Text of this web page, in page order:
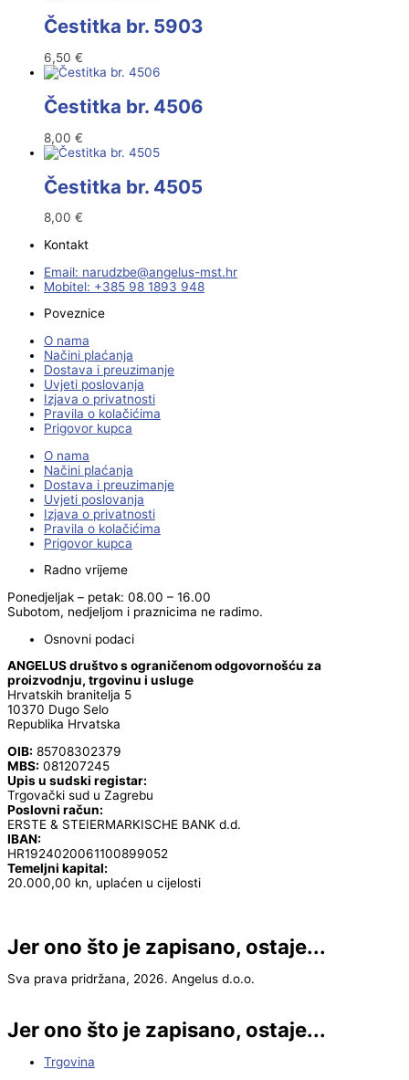
Čestitka br. 5903
6,50 €
Čestitka br. 4506
8,00 €
Čestitka br. 4505
8,00 €
Kontakt
Email:
rh.tsm-sulegna
@ebzduran
Mobitel: +385 98 1893 948
Poveznice
O nama
Načini plaćanja
Dostava i preuzimanje
Uvjeti poslovanja
Izjava o privatnosti
Pravila o kolačićima
Prigovor kupca
O nama
Načini plaćanja
Dostava i preuzimanje
Uvjeti poslovanja
Izjava o privatnosti
Pravila o kolačićima
Prigovor kupca
Radno vrijeme
Ponedjeljak – petak: 08.00 – 16.00
Subotom, nedjeljom i praznicima ne radimo.
Osnovni podaci
ANGELUS društvo s ograničenom odgovornošću za
proizvodnju, trgovinu i usluge
Hrvatskih branitelja 5
10370 Dugo Selo
Republika Hrvatska
OIB: 85708302379
MBS: 081207245
Upis u sudski registar:
Trgovački sud u Zagrebu
Poslovni račun:
ERSTE & STEIERMARKISCHE BANK d.d.
IBAN:
HR1924020061100899052
Temeljni kapital:
20.000,00 kn, uplaćen u cijelosti
Jer ono što je zapisano, ostaje...
Sva prava pridržana, 2026. Angelus d.o.o.
Jer ono što je zapisano, ostaje...
Trgovina